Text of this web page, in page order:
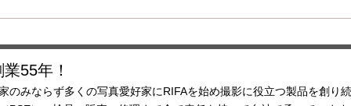
響、輸送コスト、製造コストの上
¥5280 →新￥5830
55年！
のみならず多くの写真愛好家にRIFAを始め撮影に役立つ製品を創り続